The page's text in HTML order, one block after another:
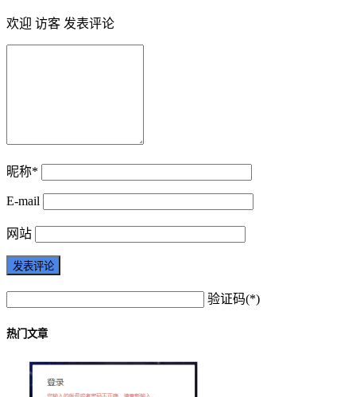
欢迎 访客 发表评论
昵称*
E-mail
网站
验证码(*)
热门文章